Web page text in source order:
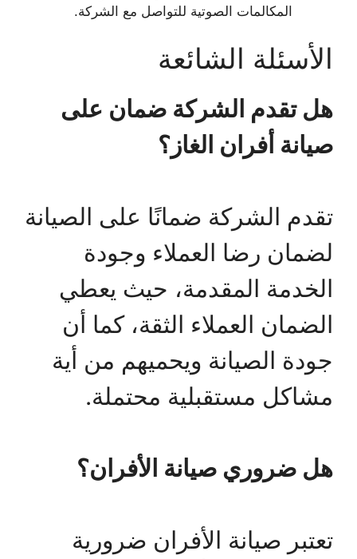
المكالمات الصوتية للتواصل مع الشركة.
الأسئلة الشائعة
هل تقدم الشركة ضمان على
صيانة أفران الغاز؟
تقدم الشركة ضمانًا على الصيانة
لضمان رضا العملاء وجودة
الخدمة المقدمة، حيث يعطي
الضمان العملاء الثقة، كما أن
جودة الصيانة ويحميهم من أية
مشاكل مستقبلية محتملة.
هل ضروري صيانة الأفران؟
تعتبر صيانة الأفران ضرورية